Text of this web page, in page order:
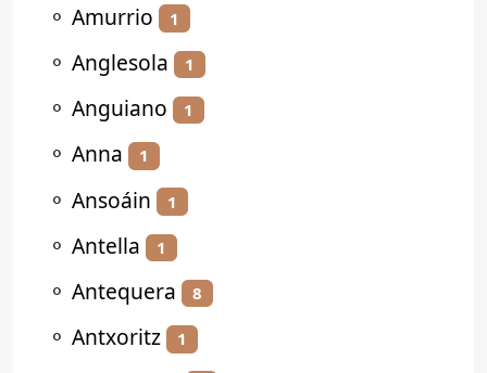
⚬ Amurrio 1
⚬ Anglesola 1
⚬ Anguiano 1
⚬ Anna 1
⚬ Ansoáin 1
⚬ Antella 1
⚬ Antequera 8
⚬ Antxoritz 1